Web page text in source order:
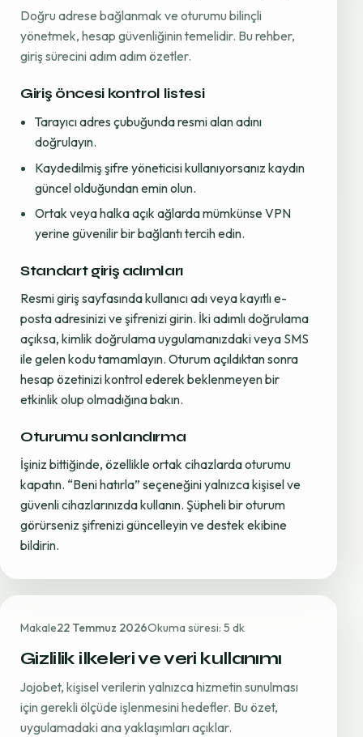
Doğru adrese bağlanmak ve oturumu bilinçli
yönetmek, hesap güvenliğinin temelidir. Bu rehber,
giriş sürecini adım adım özetler.
Giriş öncesi kontrol listesi
Tarayıcı adres çubuğunda resmi alan adını
doğrulayın.
Kaydedilmiş şifre yöneticisi kullanıyorsanız kaydın
güncel olduğundan emin olun.
Ortak veya halka açık ağlarda mümkünse VPN
yerine güvenilir bir bağlantı tercih edin.
Standart giriş adımları
Resmi giriş sayfasında kullanıcı adı veya kayıtlı e-
posta adresinizi ve şifrenizi girin. İki adımlı doğrulama
açıksa, kimlik doğrulama uygulamanızdaki veya SMS
ile gelen kodu tamamlayın. Oturum açıldıktan sonra
hesap özetinizi kontrol ederek beklenmeyen bir
etkinlik olup olmadığına bakın.
Oturumu sonlandırma
İşiniz bittiğinde, özellikle ortak cihazlarda oturumu
kapatın. “Beni hatırla” seçeneğini yalnızca kişisel ve
güvenli cihazlarınızda kullanın. Şüpheli bir oturum
görürseniz şifrenizi güncelleyin ve destek ekibine
bildirin.
Makale22 Temmuz 2026Okuma süresi: 5 dk
Gizlilik ilkeleri ve veri kullanımı
Jojobet, kişisel verilerin yalnızca hizmetin sunulması
için gerekli ölçüde işlenmesini hedefler. Bu özet,
uygulamadaki ana yaklaşımları açıklar.